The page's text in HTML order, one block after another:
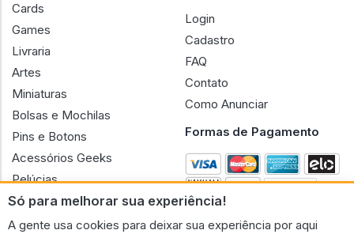
Só para melhorar sua experiência!
A gente usa cookies para deixar sua experiência por aqui
Cards
Games
Livraria
Artes
Miniaturas
Bolsas e Mochilas
Pins e Botons
Acessórios Geeks
Pelúcias
Bonecas
Login
Cadastro
FAQ
Contato
Como Anunciar
Formas de Pagamento